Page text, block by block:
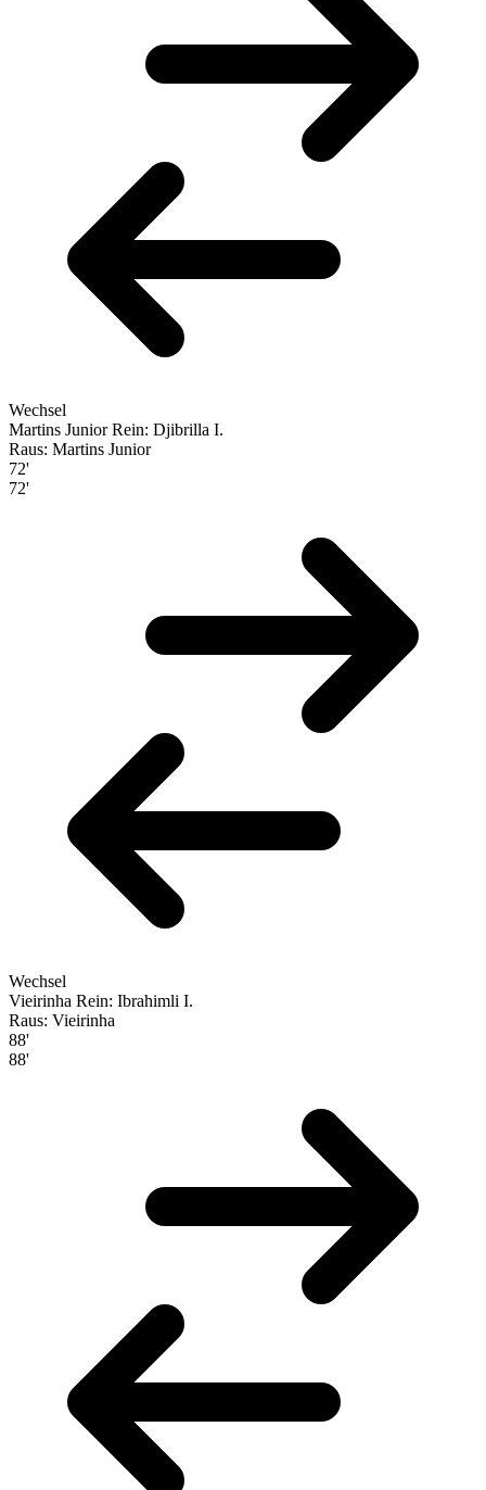
Wechsel
Martins JuniorRein: Djibrilla I.
Raus: Martins Junior
72'
72'
Wechsel
Vieirinha Rein: Ibrahimli I.
Raus: Vieirinha
88'
88'